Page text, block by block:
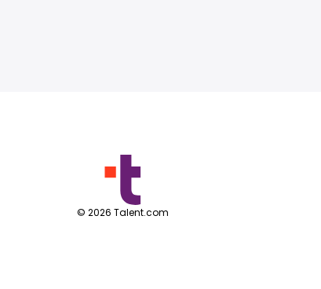
© 2026 Talent.com